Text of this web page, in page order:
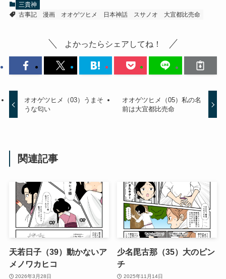
三貴神
古事記
漫画 オオゲツヒメ 日本神話 スサノオ 大宜都比売命
よかったらシェアしてね！
オオゲツヒメ（03）うまそ
うな匂い
オオゲツヒメ（05）私の名
前は大宜都比売命
関連記事
天若日子（39）動かないア
メノワカヒコ
2026年3月28日
少名毘古那（35）大のピン
チ
2025年11月14日